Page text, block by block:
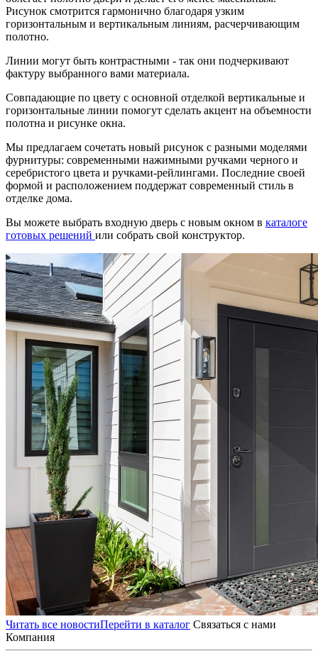
Рисунок смотрится гармонично благодаря узким
горизонтальным и вертикальным линиям, расчерчивающим
полотно.
Линии могут быть контрастными - так они подчеркивают
фактуру выбранного вами материала.
Совпадающие по цвету с основной отделкой вертикальные и
горизонтальные линии помогут сделать акцент на объемности
полотна и рисунке окна.
Мы предлагаем сочетать новый рисунок с разными моделями
фурнитуры: современными нажимными ручками черного и
серебристого цвета и ручками-рейлингами. Последние своей
формой и расположением поддержат современный стиль в
отделке дома.
Вы можете выбрать входную дверь с новым окном в каталоге
готовых решений или собрать свой конструктор.
Читать все новостиПерейти в каталог Связаться с нами
Компания